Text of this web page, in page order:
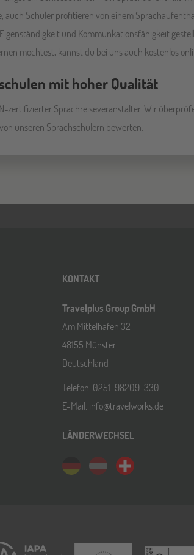
Schüler profitieren von einem
und Kommunkationsfähigkeit
möchtest, kannst du bei uns auch kostenlos
mit hoher Qualität
zertifizierter Sprachreiseveranstalter. Wir
unseren Sprachschülern bewerten.
KONTAKT
Travelplus Group GmbH
Am Mittelhafen 32
48155 Münster
Deutschland
Telefon: 0251-98209-330
E-Mail: info@travelworks.de
LÄNDERWECHSEL